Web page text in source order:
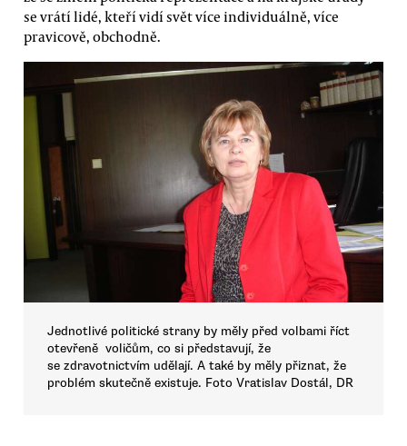
se vrátí lidé, kteří vidí svět více individuálně, více
pravicově, obchodně.
Jednotlivé politické strany by měly před volbami říct
otevřeně voličům, co si představují, že
se zdravotnictvím udělají. A také by měly přiznat, že
problém skutečně existuje. Foto Vratislav Dostál, DR